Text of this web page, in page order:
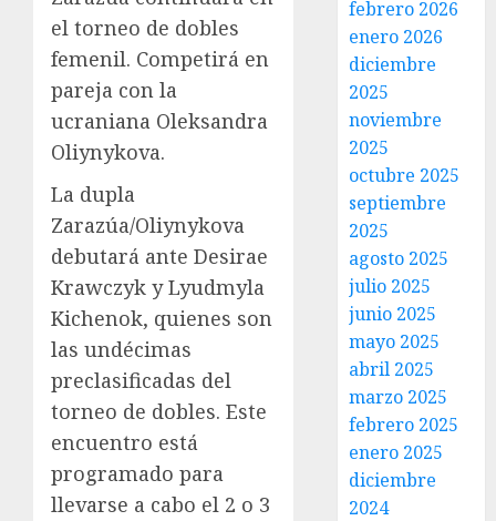
el torneo de dobles
femenil. Competirá en
pareja con la
ucraniana Oleksandra
Oliynykova.
La dupla
Zarazúa/Oliynykova
debutará ante Desirae
Krawczyk y Lyudmyla
Kichenok, quienes son
las undécimas
preclasificadas del
torneo de dobles. Este
encuentro está
programado para
llevarse a cabo el 2 o 3
febrero 2026
enero 2026
diciembre
2025
noviembre
2025
octubre 2025
septiembre
2025
agosto 2025
julio 2025
junio 2025
mayo 2025
abril 2025
marzo 2025
febrero 2025
enero 2025
diciembre
2024